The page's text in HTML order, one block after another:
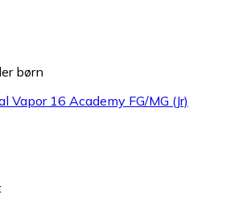
børn
Vapor 16 Academy FG/MG (Jr)